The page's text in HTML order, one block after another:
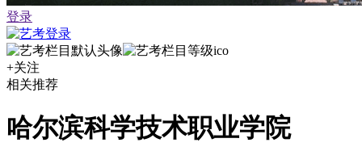
登录
+关注
相关推荐
哈尔滨科学技术职业学院